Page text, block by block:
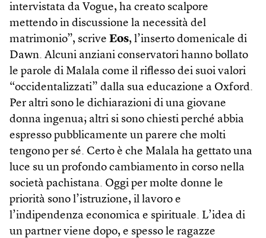
intervistata da Vogue, ha creato scalpore
mettendo in discussione la necessità del
matrimonio”, scrive Eos, l’inserto domenicale di
Dawn. Alcuni anziani conservatori hanno bollato
le parole di Malala come il riflesso dei suoi valori
“occidentalizzati” dalla sua educazione a Oxford.
Per altri sono le dichiarazioni di una giovane
donna ingenua; altri si sono chiesti perché abbia
espresso pubblicamente un parere che molti
tengono per sé. Certo è che Malala ha gettato una
luce su un profondo cambiamento in corso nella
società pachistana. Oggi per molte donne le
priorità sono l’istruzione, il lavoro e
l’indipendenza economica e spirituale. L’idea di
un partner viene dopo, e spesso le ragazze